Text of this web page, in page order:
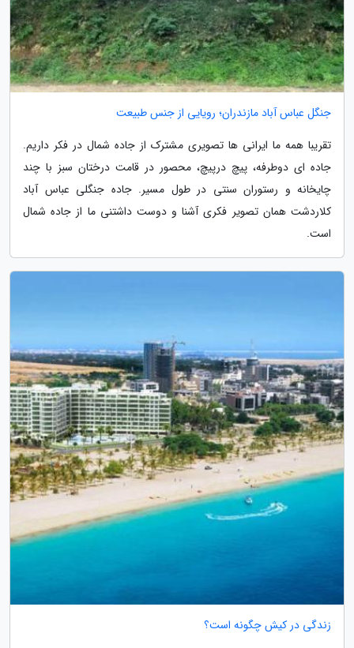
جنگل عباس آباد مازندران؛ رویایی از جنس طبیعت
تقریبا همه ما ایرانی ها تصویری مشترک از جاده شمال در فکر داریم.
جاده ای دوطرفه، پیچ درپیچ، محصور در قامت درختان سبز با چند
چایخانه و رستوران سنتی در طول مسیر. جاده جنگلی عباس آباد
کلاردشت همان تصویر فکری آشنا و دوست داشتنی ما از جاده شمال
است.
زندگی در کیش چگونه است؟